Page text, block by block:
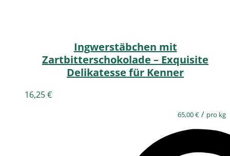
Ingwerstäbchen mit
Zartbitterschokolade – Exquisite
Delikatesse für Kenner
16,25€
65,00€ / pro kg